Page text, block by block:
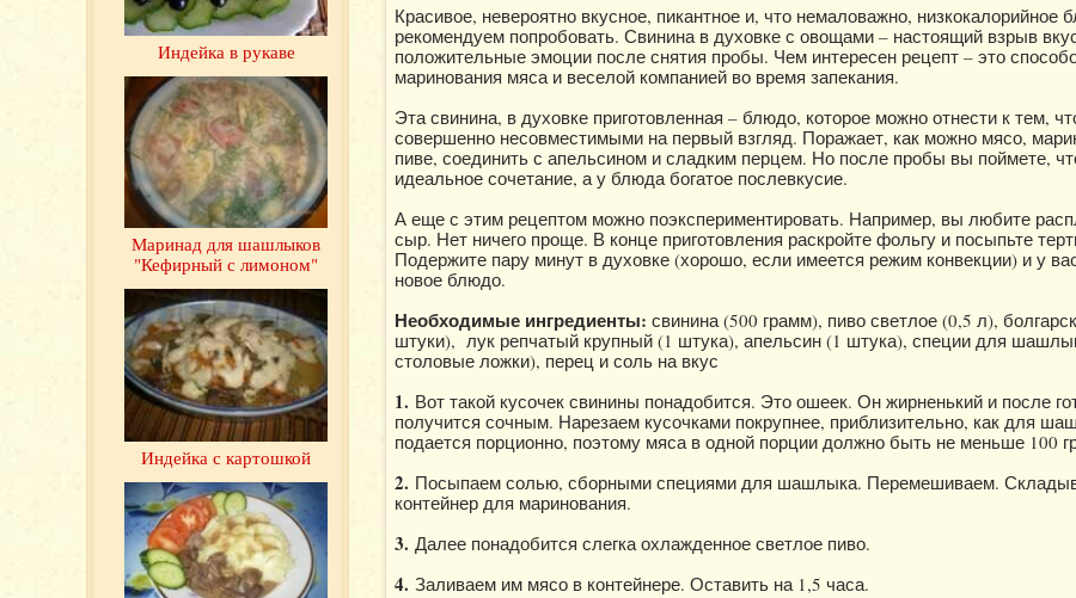
Красивое, невероятно вкусное, пикантное и, что немаловажно, низкокалорийное
рекомендуем попробовать. Свинина в духовке с овощами – настоящий взрыв
положительные эмоции после снятия пробы. Чем интересен рецепт – это
маринования мяса и веселой компанией во время запекания.
Эта свинина, в духовке приготовленная – блюдо, которое можно отнести к тем,
совершенно несовместимыми на первый взгляд. Поражает, как можно мясо,
пиве, соединить с апельсином и сладким перцем. Но после пробы вы поймете,
идеальное сочетание, а у блюда богатое послевкусие.
А еще с этим рецептом можно поэкспериментировать. Например, вы любите
сыр. Нет ничего проще. В конце приготовления раскройте фольгу и посыпьте
Подержите пару минут в духовке (хорошо, если имеется режим конвекции) и у
новое блюдо.
Необходимые ингредиенты: свинина (500 грамм), пиво светлое (0,5 л),
штуки), лук репчатый крупный (1 штука), апельсин (1 штука), специи для
столовые ложки), перец и соль на вкус
1. Вот такой кусочек свинины понадобится. Это ошеек. Он жирненький и после
получится сочным. Нарезаем кусочками покрупнее, приблизительно, как для
подается порционно, поэтому мяса в одной порции должно быть не меньше 100
2. Посыпаем солью, сборными специями для шашлыка. Перемешиваем.
контейнер для маринования.
3. Далее понадобится слегка охлажденное светлое пиво.
4. Заливаем им мясо в контейнере. Оставить на 1,5 часа.
Индейка в рукаве
Маринад для шашлыков
"Кефирный с лимоном"
Индейка с картошкой